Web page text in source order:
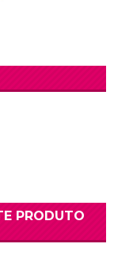
PRODUTO